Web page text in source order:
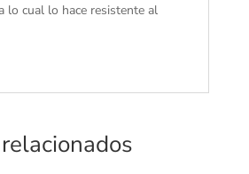
lo cual lo hace resistente al